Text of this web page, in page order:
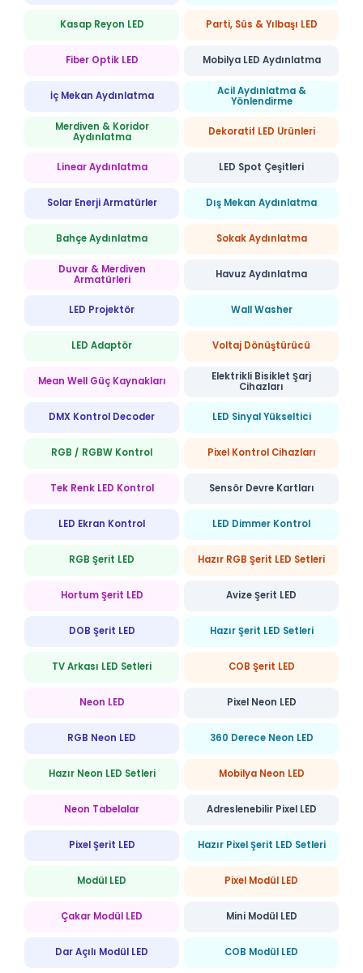
Kasap Reyon LED Parti, Süs & Yılbaşı LED
Fiber Optik LED Mobilya LED Aydınlatma
İç Mekan Aydınlatma
Acil Aydınlatma &
Yönlendirme
Merdiven & Koridor
Aydınlatma
Dekoratif LED Ürünleri
Linear Aydınlatma LED Spot Çeşitleri
Solar Enerji Armatürler Dış Mekan Aydınlatma
Bahçe Aydınlatma Sokak Aydınlatma
Duvar & Merdiven
Armatürleri
Havuz Aydınlatma
LED Projektör Wall Washer
LED Adaptör Voltaj Dönüştürücü
Mean Well Güç Kaynakları
Elektrikli Bisiklet Şarj
Cihazları
DMX Kontrol Decoder LED Sinyal Yükseltici
RGB / RGBW Kontrol Pixel Kontrol Cihazları
Tek Renk LED Kontrol Sensör Devre Kartları
LED Ekran Kontrol LED Dimmer Kontrol
RGB Şerit LED Hazır RGB Şerit LED Setleri
Hortum Şerit LED Avize Şerit LED
DOB Şerit LED Hazır Şerit LED Setleri
TV Arkası LED Setleri COB Şerit LED
Neon LED Pixel Neon LED
RGB Neon LED 360 Derece Neon LED
Hazır Neon LED Setleri Mobilya Neon LED
Neon Tabelalar Adreslenebilir Pixel LED
Pixel Şerit LED Hazır Pixel Şerit LED Setleri
Modül LED Pixel Modül LED
Çakar Modül LED Mini Modül LED
Dar Açılı Modül LED COB Modül LED